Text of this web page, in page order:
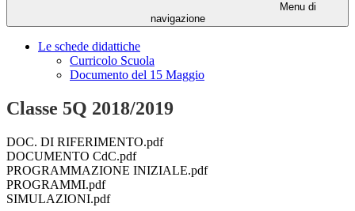
Menu di
navigazione
Le schede didattiche
Curricolo Scuola
Documento del 15 Maggio
Classe 5Q 2018/2019
DOC. DI RIFERIMENTO.pdf
DOCUMENTO CdC.pdf
PROGRAMMAZIONE INIZIALE.pdf
PROGRAMMI.pdf
SIMULAZIONI.pdf